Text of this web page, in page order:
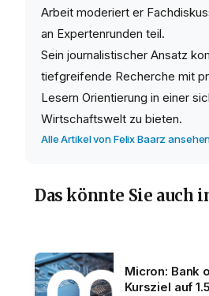
Arbeit moderiert er
an Expertenrunden teil.
Sein journalistischer Ansatz
tiefgreifende Recherche mit
Lesern Orientierung in einer
Wirtschaftswelt zu bieten.
Alle Artikel von Felix Baarz
Das könnte Sie auch
Micron: Bank
Kursziel auf